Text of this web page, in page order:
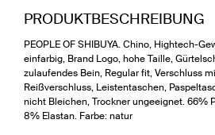
PRODUKTBESCHREIBUNG
PEOPLE OF SHIBUYA. Chino, Hightech-
einfarbig, Brand Logo, hohe Taille,
zulaufendes Bein, Regular fit, Verschluss
Reißverschluss, Leistentaschen,
nicht Bleichen, Trockner ungeeignet. 66%
8% Elastan. Farbe: natur